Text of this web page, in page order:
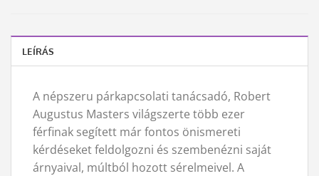
LEÍRÁS
A népszeru párkapcsolati tanácsadó, Robert
Augustus Masters világszerte több ezer
férfinak segített már fontos önismereti
kérdéseket feldolgozni és szembenézni saját
árnyaival, múltból hozott sérelmeivel. A